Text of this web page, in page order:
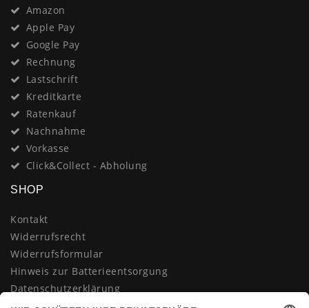
Amazon
Apple Pay
Google Pay
Rechnung
Lastschrift
Kreditkarte
Ratenkauf
Nachnahme
Vorkasse
Click&Collect - Abholung
SHOP
Kontakt
Widerrufsrecht
Widerrufsformular
Hinweis zur Batterieentsorgung
Datenschutzerklärung